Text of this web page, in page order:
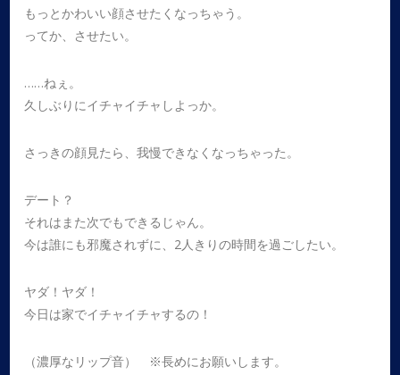
もっとかわいい顔させたくなっちゃう。
ってか、させたい。
……ねぇ。
久しぶりにイチャイチャしよっか。
さっきの顔見たら、我慢できなくなっちゃった。
デート？
それはまた次でもできるじゃん。
今は誰にも邪魔されずに、2人きりの時間を過ごしたい。
ヤダ！ヤダ！
今日は家でイチャイチャするの！
（濃厚なリップ音） ※長めにお願いします。